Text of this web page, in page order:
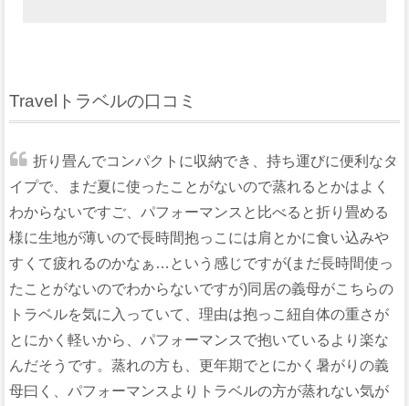
Travelトラベルの口コミ
折り畳んでコンパクトに収納でき、持ち運びに便利なタ
イプで、まだ夏に使ったことがないので蒸れるとかはよく
わからないですご、パフォーマンスと比べると折り畳める
様に生地が薄いので長時間抱っこには肩とかに食い込みや
すくて疲れるのかなぁ…という感じですが(まだ長時間使っ
たことがないのでわからないですが)同居の義母がこちらの
トラベルを気に入っていて、理由は抱っこ紐自体の重さが
とにかく軽いから、パフォーマンスで抱いているより楽な
んだそうです。蒸れの方も、更年期でとにかく暑がりの義
母曰く、パフォーマンスよりトラベルの方が蒸れない気が